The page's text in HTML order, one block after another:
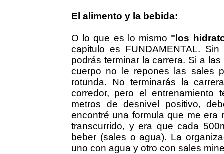
El alimento y la bebida:
O lo que es lo mismo "los
capitulo es FUNDAMENTAL.
podrás terminar la carrera. Si a
cuerpo no le repones las sales
rotunda. No terminarás la
corredor, pero el
metros de desnivel positivo,
encontré una formula que me era
transcurrido, y era que cada
beber (sales o agua). La
uno con agua y otro con sales